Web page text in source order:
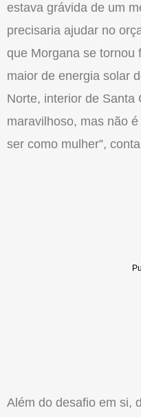
estava grávida de um
precisaria ajudar no
que Morgana se tornou
maior de energia solar
Norte, interior de Santa
maravilhoso, mas não
ser como mulher”,
Além do desafio em si,